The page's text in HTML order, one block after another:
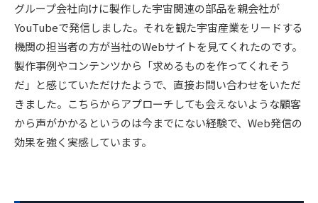
グループ会社向けに製作した宇宙関連の部品を親会社が
YouTubeで発信しました。それを観た宇宙産業をリードする
機関の担当者の方が当社のWebサイトを見てくれたのです。
製作事例やコンテンツから「求めるものを作ってくれそう
だ」と感じていただけたようで、直接お問い合わせをいただ
きました。こちらからアプローチしても会えないような顧客
から声がかかるというのは今までにない経験で、Web発信の
効果を強く実感しています。